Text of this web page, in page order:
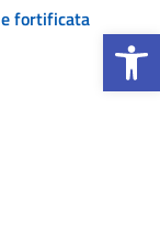
Apri la
fortificata